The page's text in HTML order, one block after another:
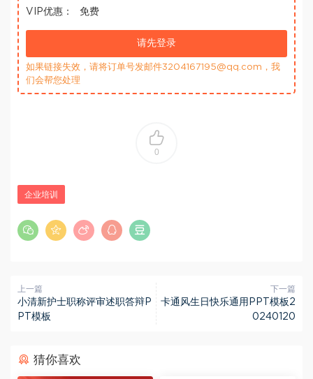
VIP优惠：
免费
请先登录
如果链接失效，请将订单号发邮件3204167195@qq.com，我
们会帮您处理
0
企业培训
上一篇
小清新护士职称评审述职答辩P
PT模板
下一篇
卡通风生日快乐通用PPT模板2
0240120
猜你喜欢